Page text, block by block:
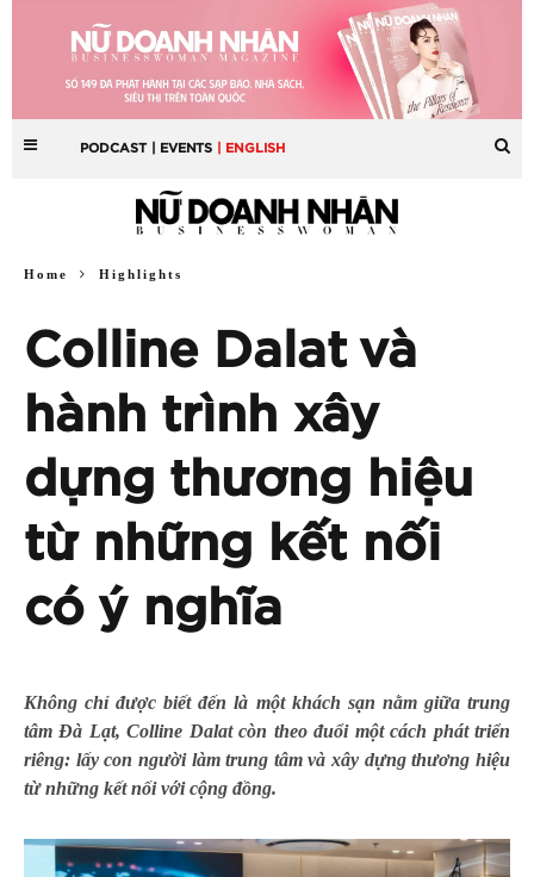
PODCAST | EVENTS | ENGLISH
Home Highlights
Colline Dalat và
hành trình xây
dựng thương hiệu
từ những kết nối
có ý nghĩa
Không chỉ được biết đến là một khách sạn nằm giữa trung
tâm Đà Lạt, Colline Dalat còn theo đuổi một cách phát triển
riêng: lấy con người làm trung tâm và xây dựng thương hiệu
từ những kết nối với cộng đồng.